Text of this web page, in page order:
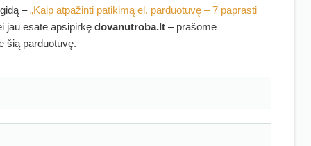
–„Kaip atpažinti patikimą el. parduotuvę – 7 paprasti
jau esate apsipirkę dovanutroba.lt – prašome
šią parduotuvę.